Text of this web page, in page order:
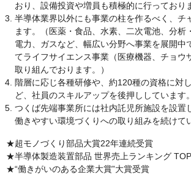
おり、設備投資や増員も積極的に行っており
半導体業界以外にも事業の柱を作るべく、チ
ます。（医薬・食品、水素、二次電池、分析
電力、ガスなど、幅広い分野へ事業を展開中
てライフサイエンス事業（医療機器、チョウ
取り組んでおります。）
階層に応じ各種研修や、約120種の資格に対
ど、社員のスキルアップを後押ししています。
つくば先端事業所には社内託児所施設を設置
働きやすい環境づくりへの取り組みを続けて
★超モノづくり部品大賞22年連続受賞
★半導体製造装置部品 世界売上ランキング
★“働きがいのある企業大賞”大賞受賞